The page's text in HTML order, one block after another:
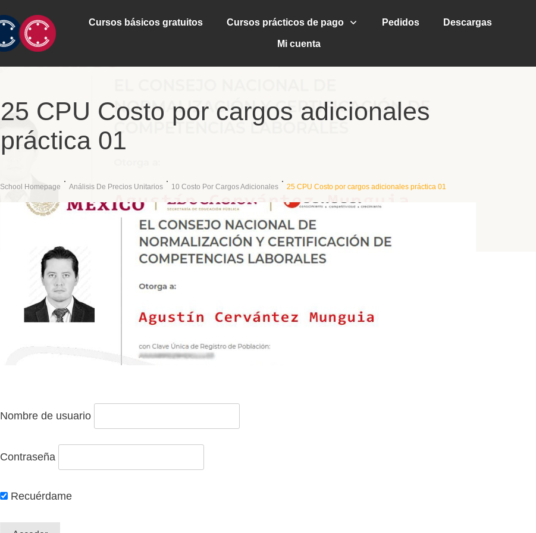
Cursos básicos gratuitos Cursos prácticos de pago Pedidos Descargas
Mi cuenta
25 CPU Costo por cargos adicionales
práctica 01
School Homepage Análisis De Precios Unitarios 10 Costo Por Cargos Adicionales 25 CPU Costo por cargos adicionales práctica 01
Nombre de usuario
Contraseña
Recuérdame